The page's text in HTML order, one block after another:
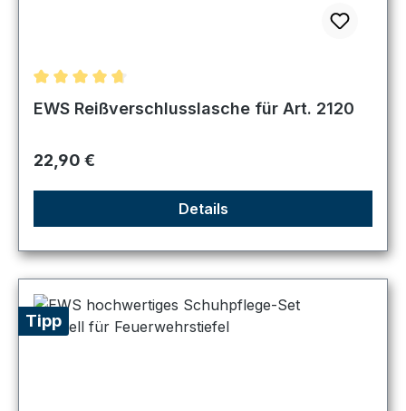
Durchschnittliche Bewertung von 4.67 von 5 Sternen
EWS Reißverschlusslasche für Art. 2120
Regulärer Preis:
22,90 €
Details
Tipp